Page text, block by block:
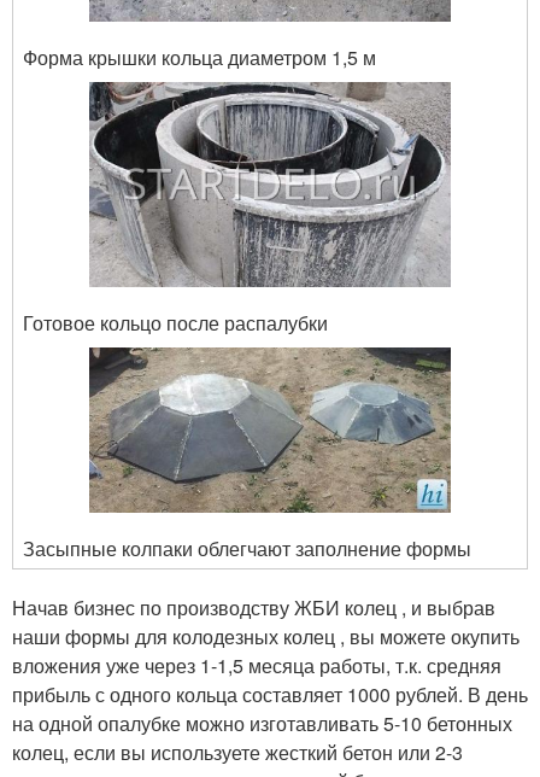
Форма крышки кольца диаметром 1,5 м
Готовое кольцо после распалубки
Засыпные колпаки облегчают заполнение формы
Начав бизнес по производству ЖБИ колец , и выбрав
наши формы для колодезных колец , вы можете окупить
вложения уже через 1-1,5 месяца работы, т.к. средняя
прибыль с одного кольца составляет 1000 рублей. В день
на одной опалубке можно изготавливать 5-10 бетонных
колец, если вы используете жесткий бетон или 2-3